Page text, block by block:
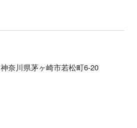
神奈川県茅ヶ崎市若松町6-20